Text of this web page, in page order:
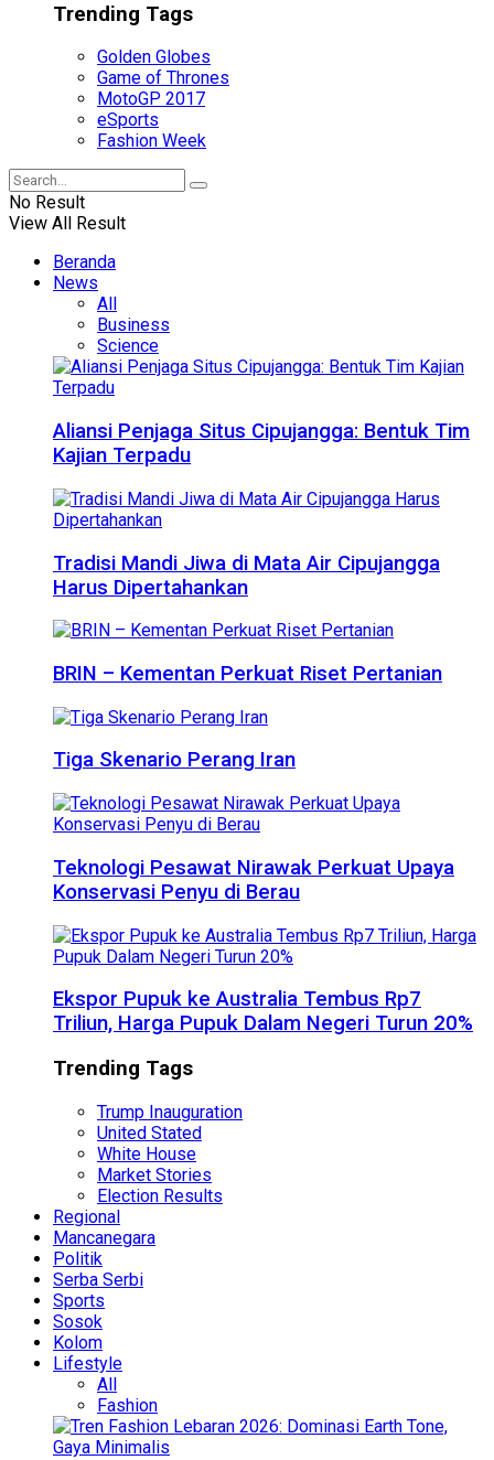
Trending Tags
Golden Globes
Game of Thrones
MotoGP 2017
eSports
Fashion Week
No Result
View All Result
Beranda
News
All
Business
Science
Aliansi Penjaga Situs Cipujangga: Bentuk Tim
Kajian Terpadu
Tradisi Mandi Jiwa di Mata Air Cipujangga
Harus Dipertahankan
BRIN – Kementan Perkuat Riset Pertanian
Tiga Skenario Perang Iran
Teknologi Pesawat Nirawak Perkuat Upaya
Konservasi Penyu di Berau
Ekspor Pupuk ke Australia Tembus Rp7
Triliun, Harga Pupuk Dalam Negeri Turun 20%
Trending Tags
Trump Inauguration
United Stated
White House
Market Stories
Election Results
Regional
Mancanegara
Politik
Serba Serbi
Sports
Sosok
Kolom
Lifestyle
All
Fashion